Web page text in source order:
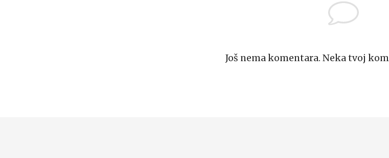
Još nema komentara. Neka tvoj